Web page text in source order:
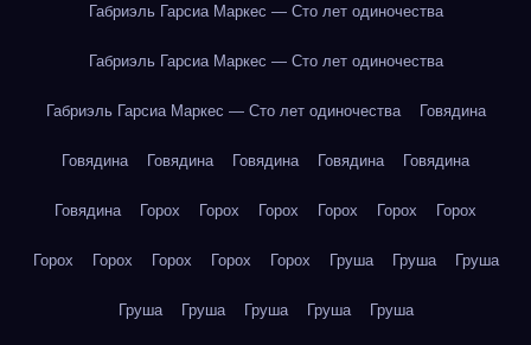
Габриэль Гарсиа Маркес — Сто лет одиночества
Габриэль Гарсиа Маркес — Сто лет одиночества
Габриэль Гарсиа Маркес — Сто лет одиночества Говядина
Говядина Говядина Говядина Говядина Говядина
Говядина Горох Горох Горох Горох Горох Горох
Горох Горох Горох Горох Горох Груша Груша Груша
Груша Груша Груша Груша Груша